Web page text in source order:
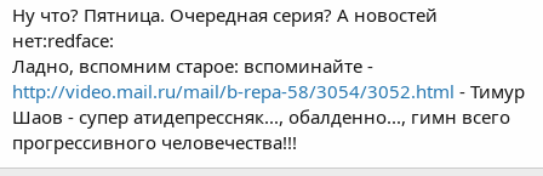
Ну что? Пятница. Очередная серия? А новостей
нет:redface:
Ладно, вспомним старое: вспоминайте -
http://video.mail.ru/mail/b-repa-58/3054/3052.html - Тимур
Шаов - супер атидепрессняк..., обалденно..., гимн всего
прогрессивного человечества!!!